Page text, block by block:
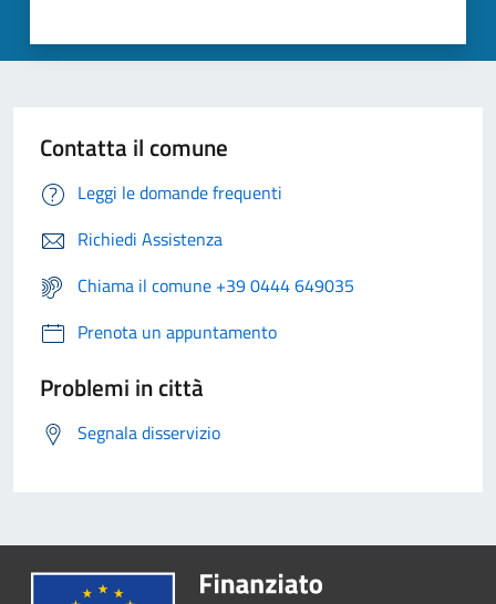
Contatta il comune
Leggi le domande frequenti
Richiedi Assistenza
Chiama il comune +39 0444 649035
Prenota un appuntamento
Problemi in città
Segnala disservizio